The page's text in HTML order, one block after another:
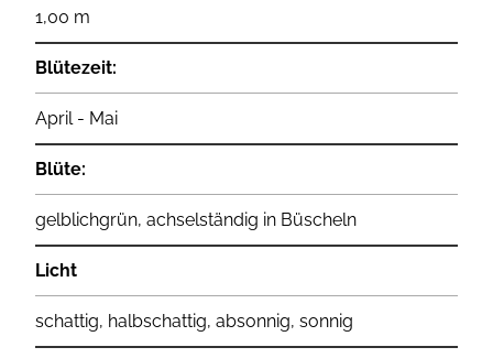
1,00 m
Blütezeit:
April - Mai
Blüte:
gelblichgrün, achselständig in Büscheln
Licht
schattig, halbschattig, absonnig, sonnig